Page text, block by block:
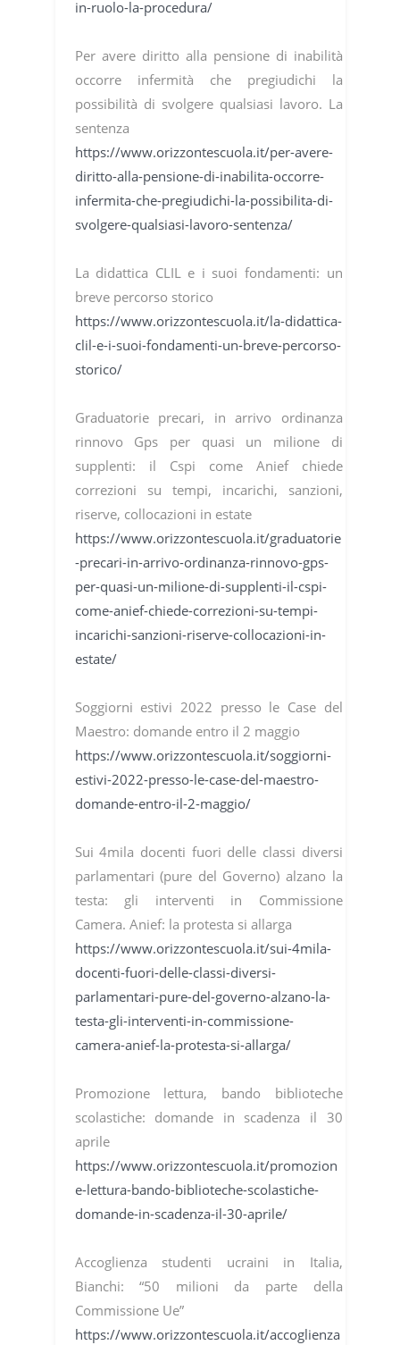
in-ruolo-la-procedura/
Per avere diritto alla pensione di inabilità
occorre infermità che pregiudichi la
possibilità di svolgere qualsiasi lavoro. La
sentenza
https://www.orizzontescuola.it/per-avere-
diritto-alla-pensione-di-inabilita-occorre-
infermita-che-pregiudichi-la-possibilita-di-
svolgere-qualsiasi-lavoro-sentenza/
La didattica CLIL e i suoi fondamenti: un
breve percorso storico
https://www.orizzontescuola.it/la-didattica-
clil-e-i-suoi-fondamenti-un-breve-percorso-
storico/
Graduatorie precari, in arrivo ordinanza
rinnovo Gps per quasi un milione di
supplenti: il Cspi come Anief chiede
correzioni su tempi, incarichi, sanzioni,
riserve, collocazioni in estate
https://www.orizzontescuola.it/graduatorie
-precari-in-arrivo-ordinanza-rinnovo-gps-
per-quasi-un-milione-di-supplenti-il-cspi-
come-anief-chiede-correzioni-su-tempi-
incarichi-sanzioni-riserve-collocazioni-in-
estate/
Soggiorni estivi 2022 presso le Case del
Maestro: domande entro il 2 maggio
https://www.orizzontescuola.it/soggiorni-
estivi-2022-presso-le-case-del-maestro-
domande-entro-il-2-maggio/
Sui 4mila docenti fuori delle classi diversi
parlamentari (pure del Governo) alzano la
testa: gli interventi in Commissione
Camera. Anief: la protesta si allarga
https://www.orizzontescuola.it/sui-4mila-
docenti-fuori-delle-classi-diversi-
parlamentari-pure-del-governo-alzano-la-
testa-gli-interventi-in-commissione-
camera-anief-la-protesta-si-allarga/
Promozione lettura, bando biblioteche
scolastiche: domande in scadenza il 30
aprile
https://www.orizzontescuola.it/promozion
e-lettura-bando-biblioteche-scolastiche-
domande-in-scadenza-il-30-aprile/
Accoglienza studenti ucraini in Italia,
Bianchi: “50 milioni da parte della
Commissione Ue”
https://www.orizzontescuola.it/accoglienza